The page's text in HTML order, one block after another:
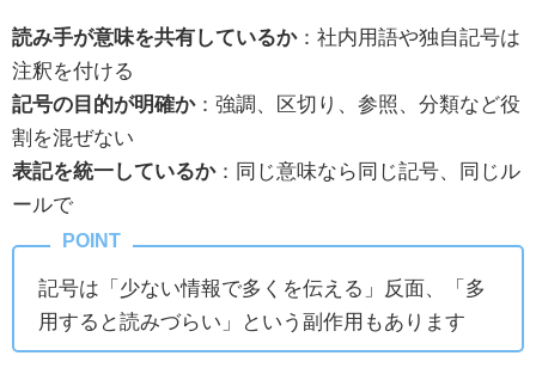
読み手が意味を共有しているか：社内用語や独自記号は
注釈を付ける
記号の目的が明確か：強調、区切り、参照、分類など役
割を混ぜない
表記を統一しているか：同じ意味なら同じ記号、同じル
ールで
記号は「少ない情報で多くを伝える」反面、「多
用すると読みづらい」という副作用もあります